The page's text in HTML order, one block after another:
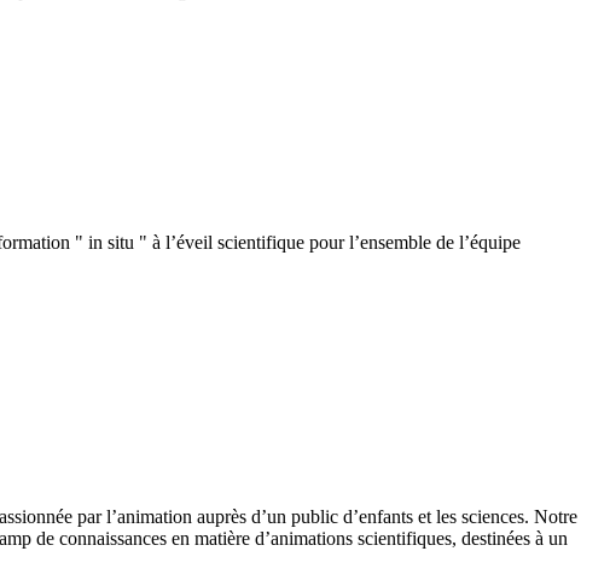
" in situ " à l’éveil scientifique pour l’ensemble de l’équipe
par l’animation auprès d’un public d’enfants et les sciences. Notre
de connaissances en matière d’animations scientifiques, destinées à un